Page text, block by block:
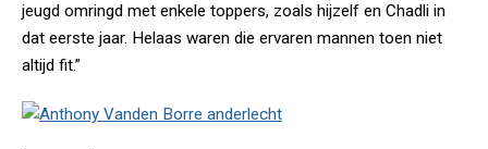
jeugd omringd met enkele toppers, zoals hijzelf en Chadli in
dat eerste jaar. Helaas waren die ervaren mannen toen niet
altijd fit.”